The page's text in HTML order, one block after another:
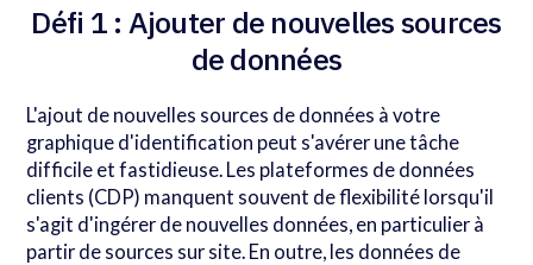
Défi 1 : Ajouter de nouvelles sources
de données
L'ajout de nouvelles sources de données à votre
graphique d'identification peut s'avérer une tâche
difficile et fastidieuse. Les plateformes de données
clients (CDP) manquent souvent de flexibilité lorsqu'il
s'agit d'ingérer de nouvelles données, en particulier à
partir de sources sur site. En outre, les données de